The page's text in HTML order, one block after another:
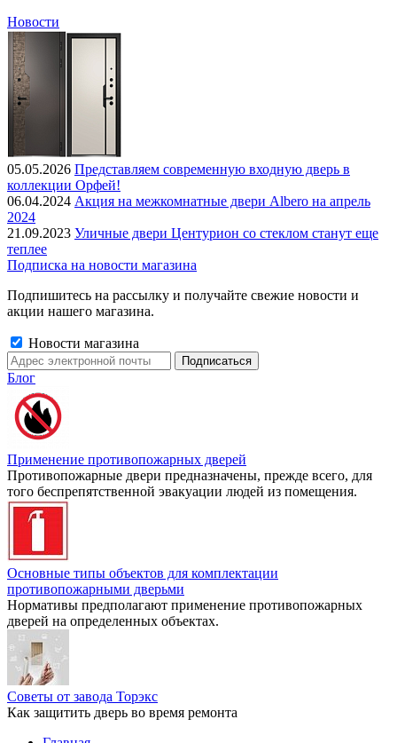
Новости
05.05.2026 Представляем современную входную дверь в
коллекции Орфей!
06.04.2024 Акция на межкомнатные двери Albero на апрель
2024
21.09.2023 Уличные двери Центурион со стеклом станут еще
теплее
Подписка на новости магазина
Подпишитесь на рассылку и получайте свежие новости и
акции нашего магазина.
Новости магазина
Блог
Применение противопожарных дверей
Противопожарные двери предназначены, прежде всего, для
того беспрепятственной эвакуации людей из помещения.
Основные типы объектов для комплектации
противопожарными дверьми
Нормативы предполагают применение противопожарных
дверей на определенных объектах.
Советы от завода Торэкс
Как защитить дверь во время ремонта